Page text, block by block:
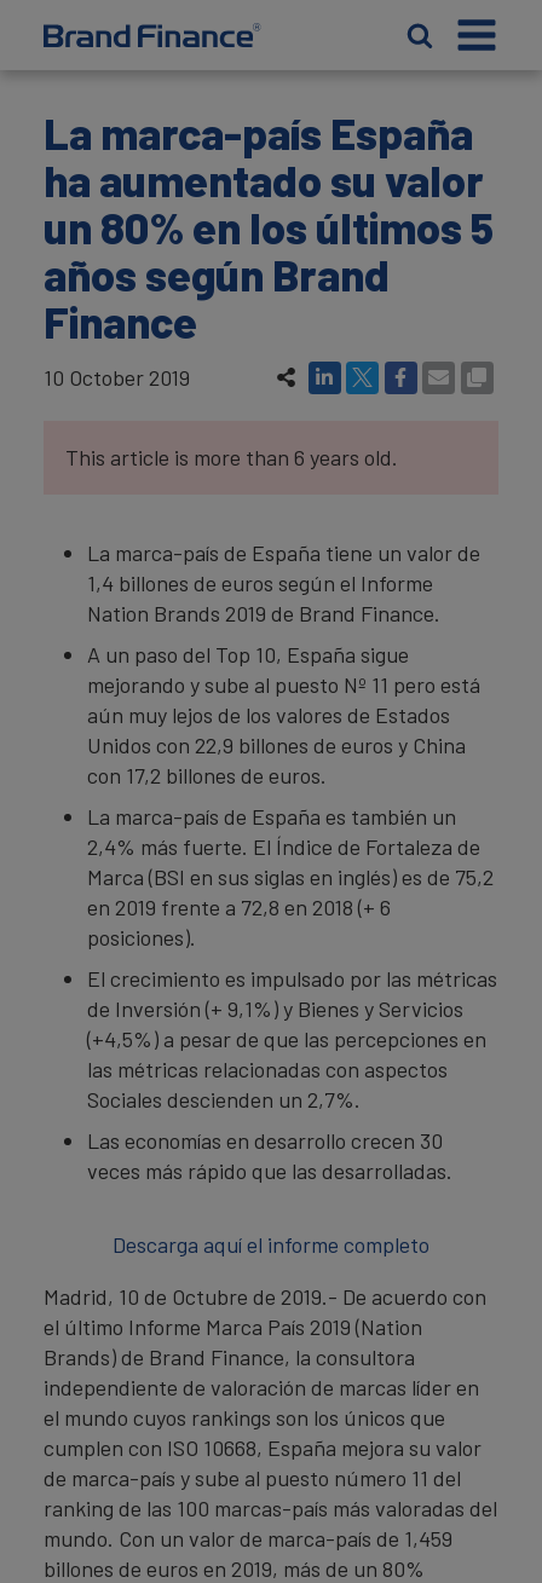
La marca-país España
ha aumentado su valor
un 80% en los últimos 5
años según Brand
Finance
10 October 2019
This article is more than 6 years old.
La marca-país de España tiene un valor de
1,4 billones de euros según el Informe
Nation Brands 2019 de Brand Finance.
A un paso del Top 10, España sigue
mejorando y sube al puesto Nº 11 pero está
aún muy lejos de los valores de Estados
Unidos con 22,9 billones de euros y China
con 17,2 billones de euros.
La marca-país de España es también un
2,4% más fuerte. El Índice de Fortaleza de
Marca (BSI en sus siglas en inglés) es de 75,2
en 2019 frente a 72,8 en 2018 (+ 6
posiciones).
El crecimiento es impulsado por las métricas
de Inversión (+ 9,1%) y Bienes y Servicios
(+4,5%) a pesar de que las percepciones en
las métricas relacionadas con aspectos
Sociales descienden un 2,7%.
Las economías en desarrollo crecen 30
veces más rápido que las desarrolladas.
Descarga aquí el informe completo
Madrid, 10 de Octubre de 2019.- De acuerdo con
el último Informe Marca País 2019 (Nation
Brands) de Brand Finance, la consultora
independiente de valoración de marcas líder en
el mundo cuyos rankings son los únicos que
cumplen con ISO 10668, España mejora su valor
de marca-país y sube al puesto número 11 del
ranking de las 100 marcas-país más valoradas del
mundo. Con un valor de marca-país de 1,459
billones de euros en 2019, más de un 80%